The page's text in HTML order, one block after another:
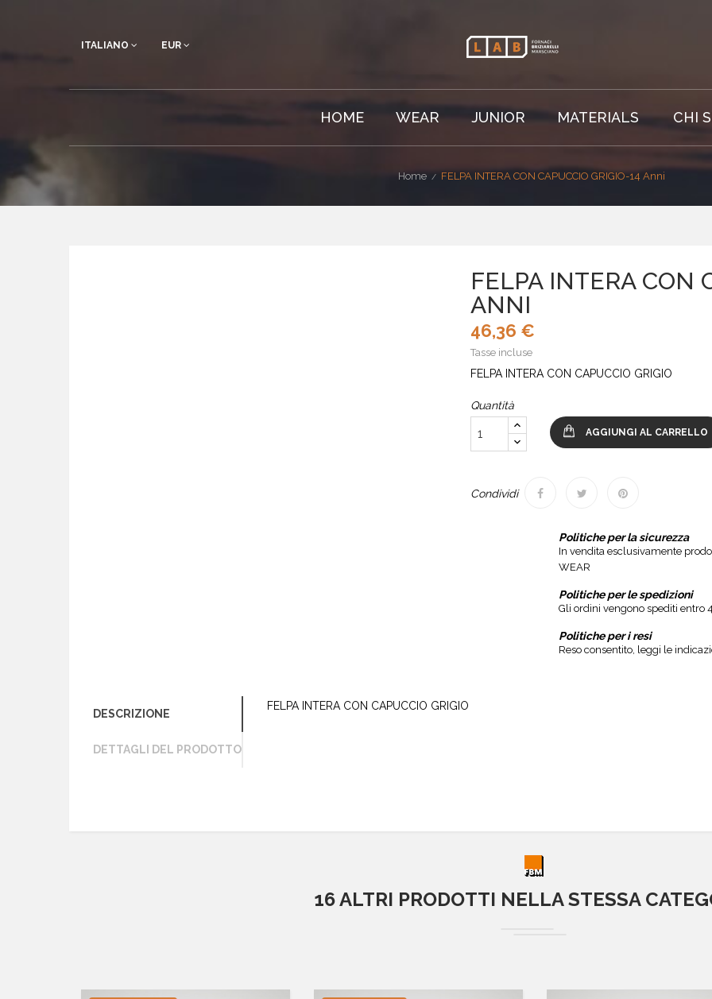
ITALIANO EUR
HOME WEAR JUNIOR MATERIALS CHI
Home FELPA INTERA CON CAPUCCIO GRIGIO-14 Anni
FELPA INTERA CON
ANNI
46,36 €
Tasse incluse
FELPA INTERA CON CAPUCCIO GRIGIO
Quantità
AGGIUNGI AL CARRELLO
Condividi
Politiche per la sicurezza
In vendita esclusivamente
WEAR
Politiche per le spedizioni
Gli ordini vengono spediti entro
Politiche per i resi
Reso consentito, leggi le
DESCRIZIONE
DETTAGLI DEL PRODOTTO
FELPA INTERA CON CAPUCCIO GRIGIO
16 ALTRI PRODOTTI NELLA STESSA